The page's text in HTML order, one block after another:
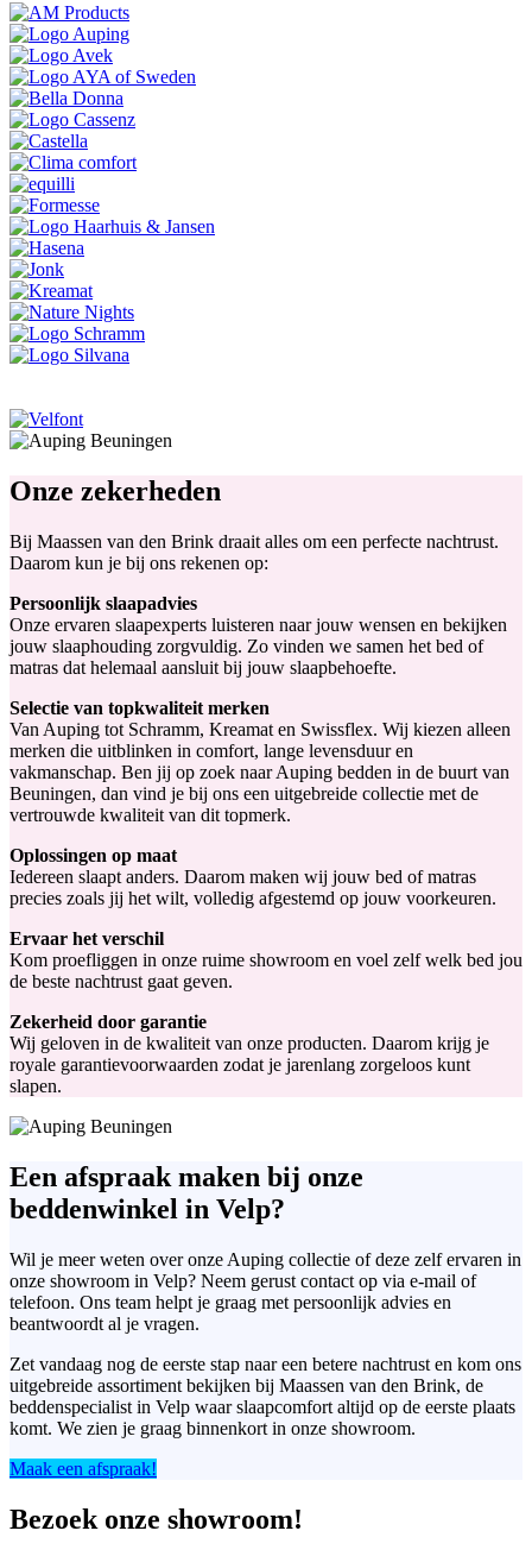
Onze zekerheden
Bij Maassen van den Brink draait alles om een perfecte nachtrust.
Daarom kun je bij ons rekenen op:
Persoonlijk slaapadvies
Onze ervaren slaapexperts luisteren naar jouw wensen en bekijken
jouw slaaphouding zorgvuldig. Zo vinden we samen het bed of
matras dat helemaal aansluit bij jouw slaapbehoefte.
Selectie van topkwaliteit merken
Van Auping tot Schramm, Kreamat en Swissflex. Wij kiezen alleen
merken die uitblinken in comfort, lange levensduur en
vakmanschap. Ben jij op zoek naar Auping bedden in de buurt van
Beuningen, dan vind je bij ons een uitgebreide collectie met de
vertrouwde kwaliteit van dit topmerk.
Oplossingen op maat
Iedereen slaapt anders. Daarom maken wij jouw bed of matras
precies zoals jij het wilt, volledig afgestemd op jouw voorkeuren.
Ervaar het verschil
Kom proefliggen in onze ruime showroom en voel zelf welk bed jou
de beste nachtrust gaat geven.
Zekerheid door garantie
Wij geloven in de kwaliteit van onze producten. Daarom krijg je
royale garantievoorwaarden zodat je jarenlang zorgeloos kunt
slapen.
Een afspraak maken bij onze
beddenwinkel in Velp?
Wil je meer weten over onze Auping collectie of deze zelf ervaren in
onze showroom in Velp? Neem gerust contact op via e-mail of
telefoon. Ons team helpt je graag met persoonlijk advies en
beantwoordt al je vragen.
Zet vandaag nog de eerste stap naar een betere nachtrust en kom ons
uitgebreide assortiment bekijken bij Maassen van den Brink, de
beddenspecialist in Velp waar slaapcomfort altijd op de eerste plaats
komt. We zien je graag binnenkort in onze showroom.
Maak een afspraak!
Bezoek onze showroom!